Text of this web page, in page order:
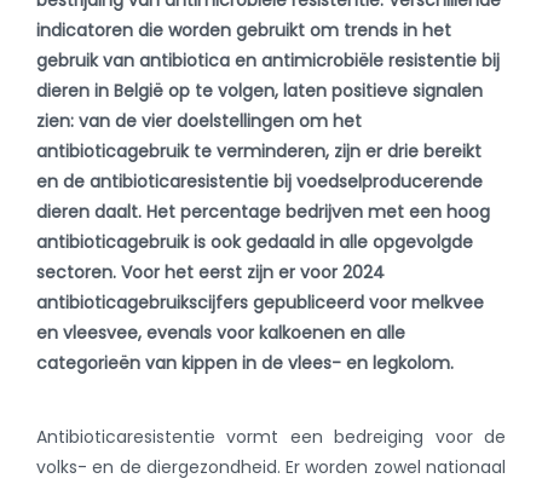
indicatoren die worden gebruikt om trends in het
gebruik van antibiotica en antimicrobiële resistentie bij
dieren in België op te volgen, laten positieve signalen
zien: van de vier doelstellingen om het
antibioticagebruik te verminderen, zijn er drie bereikt
en de antibioticaresistentie bij voedselproducerende
dieren daalt. Het percentage bedrijven met een hoog
antibioticagebruik is ook gedaald in alle opgevolgde
sectoren. Voor het eerst zijn er voor 2024
antibioticagebruikscijfers gepubliceerd voor melkvee
en vleesvee, evenals voor kalkoenen en alle
categorieën van kippen in de vlees- en legkolom.
Antibioticaresistentie vormt een bedreiging voor de
volks- en de diergezondheid. Er worden zowel nationaal